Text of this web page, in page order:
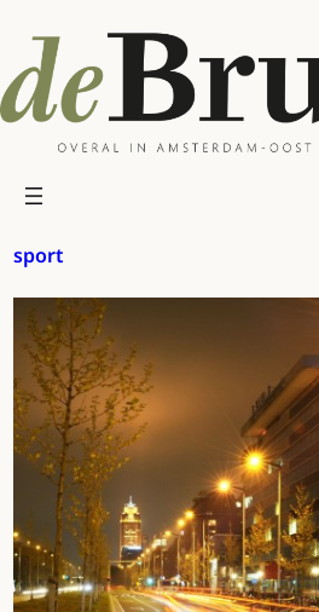
naar
de
inhoud
sport